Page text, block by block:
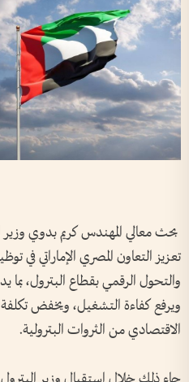
بحث معالي المهندس كريم بدوي وزير
تعزيز التعاون المصري الإماراتي في
والتحول الرقمي بقطاع البترول،
ويرفع كفاءة التشغيل، ويخفض تكلفة
الاقتصادي من الثروات البترولية.